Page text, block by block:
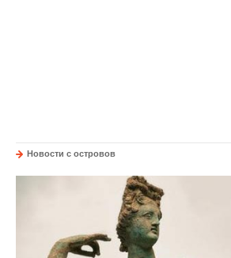
Новости с островов